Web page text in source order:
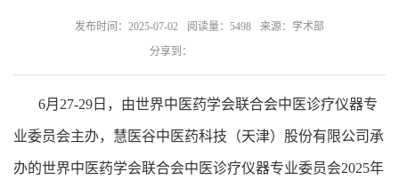
发布时间：2025-07-02 阅读量：5498
来源：学术部
分享到：
6月27-29日，由世界中医药学会联合会中医诊疗仪器专
业委员会主办，慧医谷中医药科技（天津）股份有限公司承
办的世界中医药学会联合会中医诊疗仪器专业委员会2025年